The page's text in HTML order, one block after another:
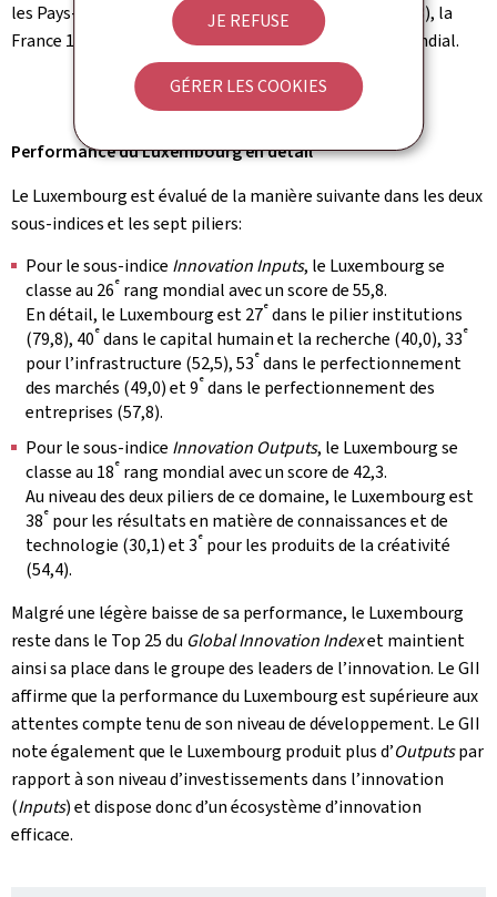
JE REFUSE
GÉRER LES COOKIES
les Pays-Bas se classent 6
(58,6), l'Allemagne 10
(57,3), la
France 11
(55,0) et la Belgique 22 (49,2) au niveau mondial.
Performance du Luxembourg en détail
Le Luxembourg est évalué de la manière suivante dans les deux
sous-indices et les sept piliers:
Pour le sous-indice Innovation Inputs, le Luxembourg se
classe au 26e rang mondial avec un score de 55,8.
En détail, le Luxembourg est 27edans le pilier institutions
(79,8), 40edans le capital humain et la recherche (40,0), 33e
pour l’infrastructure (52,5), 53edans le perfectionnement
des marchés (49,0) et 9edans le perfectionnement des
entreprises (57,8).
Pour le sous-indice Innovation Outputs, le Luxembourg se
classe au 18e rang mondial avec un score de 42,3.
Au niveau des deux piliers de ce domaine, le Luxembourg est
38e pour les résultats en matière de connaissances et de
technologie (30,1) et 3e pour les produits de la créativité
(54,4).
Malgré une légère baisse de sa performance, le Luxembourg
reste dans le Top 25 du Global Innovation Indexet maintient
ainsi sa place dans le groupe des leaders de l’innovation. Le GII
affirme que la performance du Luxembourg est supérieure aux
attentes compte tenu de son niveau de développement. Le GII
note également que le Luxembourg produit plus d’Outputspar
rapport à son niveau d’investissements dans l’innovation
(Inputs) et dispose donc d’un écosystème d’innovation
efficace.